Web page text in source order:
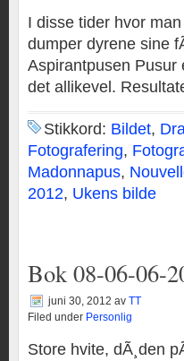
I disse tider hvor
dumper dyrene sine
Aspirantpusen Pusur
det allikevel.
Stikkord: Bildet,
Fotografering,
Madonnapus,
2012, Ukens bilde
Bok 08-06-06-
juni 30, 2012 av TT
Filed under Personlig
Store hvite, dÃ¸den